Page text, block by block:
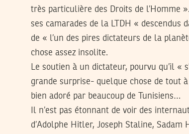
très particulière des Droits de l’Homme
ses camarades de la LTDH « descendus
de « l’un des pires dictateurs de la
chose assez insolite.
Le soutien à un dictateur, pourvu qu’il «
grande surprise- quelque chose de tout
bien adoré par beaucoup de Tunisiens…
Il n’est pas étonnant de voir des
d’Adolphe Hitler, Joseph Staline,